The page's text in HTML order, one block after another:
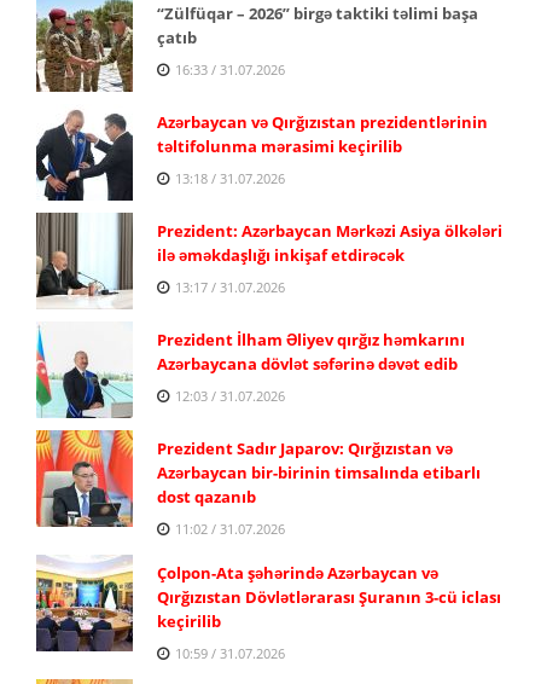
“Zülfüqar – 2026” birgə taktiki təlimi başa
çatıb
16:33 / 31.07.2026
Azərbaycan və Qırğızıstan prezidentlərinin
təltifolunma mərasimi keçirilib
13:18 / 31.07.2026
Prezident: Azərbaycan Mərkəzi Asiya ölkələri
ilə əməkdaşlığı inkişaf etdirəcək
13:17 / 31.07.2026
Prezident İlham Əliyev qırğız həmkarını
Azərbaycana dövlət səfərinə dəvət edib
12:03 / 31.07.2026
Prezident Sadır Japarov: Qırğızıstan və
Azərbaycan bir-birinin timsalında etibarlı
dost qazanıb
11:02 / 31.07.2026
Çolpon-Ata şəhərində Azərbaycan və
Qırğızıstan Dövlətlərarası Şuranın 3-cü iclası
keçirilib
10:59 / 31.07.2026